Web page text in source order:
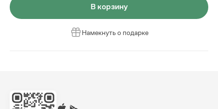
В корзину
Намекнуть о подарке